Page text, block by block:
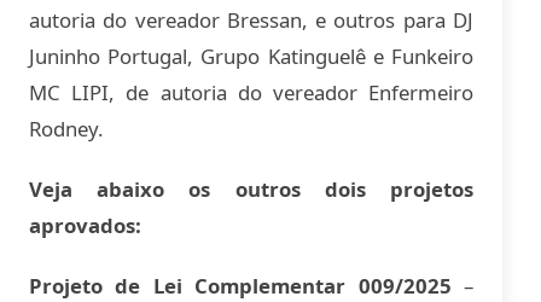
autoria do vereador Bressan, e outros para DJ
Juninho Portugal, Grupo Katinguelê e Funkeiro
MC LIPI, de autoria do vereador Enfermeiro
Rodney.
Veja abaixo os outros dois projetos
aprovados:
Projeto de Lei Complementar 009/2025 –